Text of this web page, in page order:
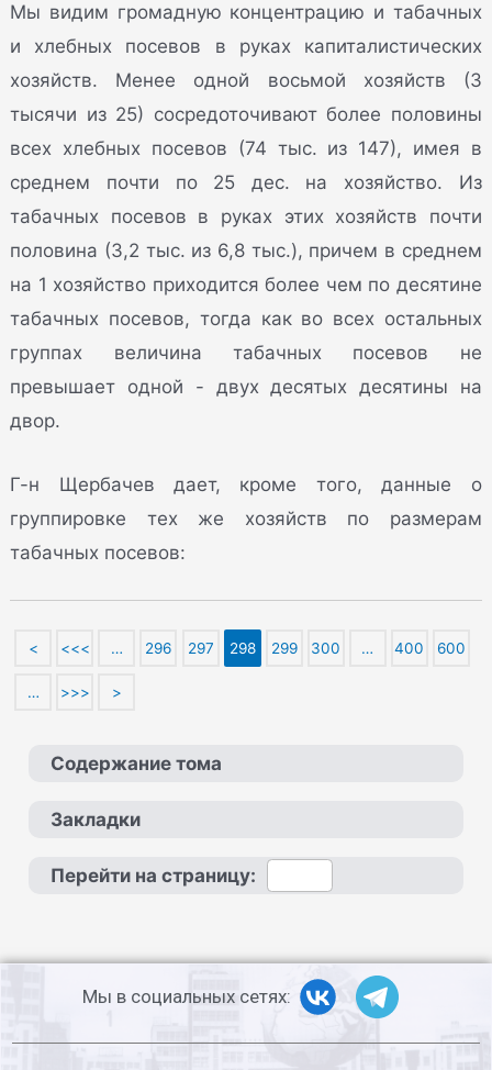
Мы видим громадную концентрацию и табачных
и хлебных посевов в руках капиталистических
хозяйств. Менее одной восьмой хозяйств (3
тысячи из 25) сосредоточивают более половины
всех хлебных посевов (74 тыс. из 147), имея в
среднем почти по 25 дес. на хозяйство. Из
табачных посевов в руках этих хозяйств почти
половина (3,2 тыс. из 6,8 тыс.), причем в среднем
на 1 хозяйство приходится более чем по десятине
табачных посевов, тогда как во всех остальных
группах величина табачных посевов не
превышает одной - двух десятых десятины на
двор.
Г-н Щербачев дает, кроме того, данные о
группировке тех же хозяйств по размерам
табачных посевов:
< <<< … 296 297 298 299 300 … 400 600
… >>> >
Содержание тома
Закладки
Перейти на страницу:
Мы в социальных сетях: